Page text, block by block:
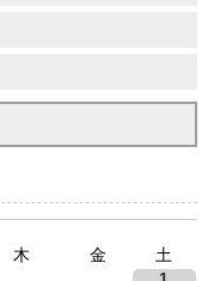
木 金
土